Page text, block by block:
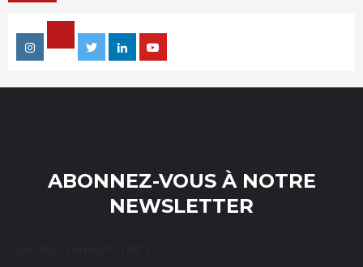
Instagram
Facebook
TwitterLinkedin
ABONNEZ-VOUS À NOTRE
NEWSLETTER